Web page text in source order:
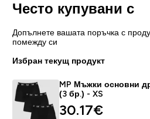
Често купувани с
Допълнете вашата поръчка с
помежду си
Избран текущ продукт
MP Мъжки основни
(3 бр.) - XS
30.17€‎